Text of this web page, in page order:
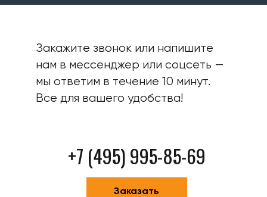
Закажите звонок или напишите
нам в мессенджер или соцсеть —
мы ответим в течение 10 минут.
Все для вашего удобства!
+7 (495) 995-85-69
Заказать